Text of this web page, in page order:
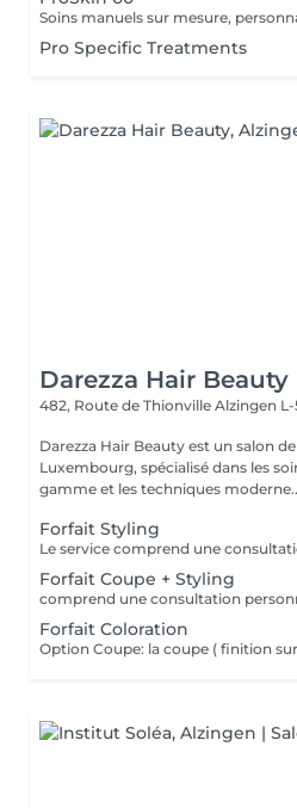
Pro Specific Treatments
Darezza Hair Beauty
482, Route de Thionville Alzingen
Darezza Hair Beauty est un salon
Luxembourg, spécialisé dans les
gamme et les techniques
Forfait Styling
Forfait Coupe + Styling
Forfait Coloration